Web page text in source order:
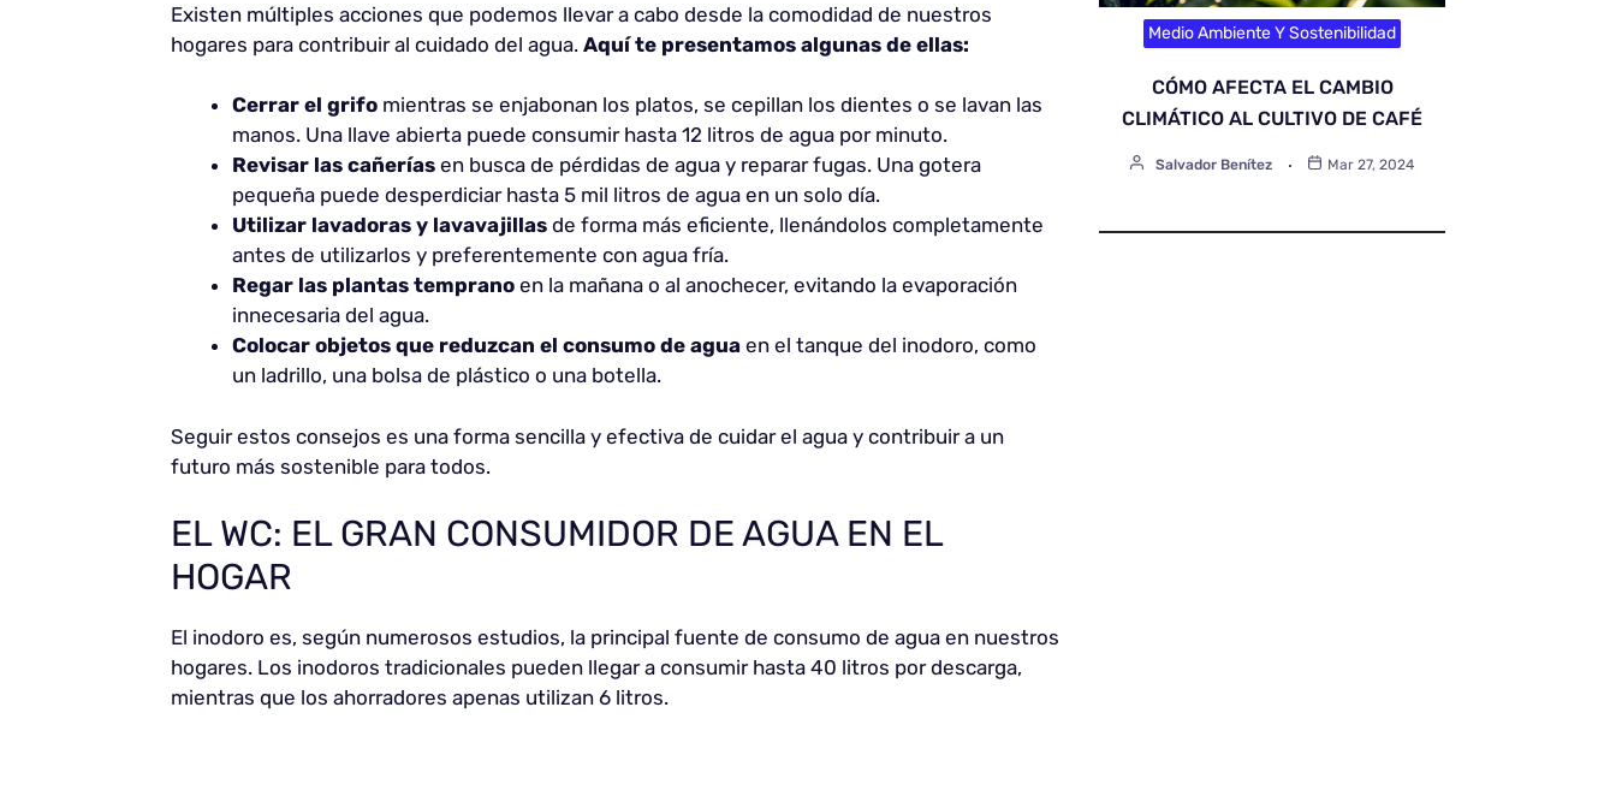
Existen múltiples acciones que podemos llevar a cabo desde la comodidad de nuestros
hogares para contribuir al cuidado del agua. Aquí te presentamos algunas de ellas:
Cerrar el grifo mientras se enjabonan los platos, se cepillan los dientes o se lavan las
manos. Una llave abierta puede consumir hasta 12 litros de agua por minuto.
Revisar las cañerías en busca de pérdidas de agua y reparar fugas. Una gotera
pequeña puede desperdiciar hasta 5 mil litros de agua en un solo día.
Utilizar lavadoras y lavavajillas de forma más eficiente, llenándolos completamente
antes de utilizarlos y preferentemente con agua fría.
Regar las plantas temprano en la mañana o al anochecer, evitando la evaporación
innecesaria del agua.
Colocar objetos que reduzcan el consumo de agua en el tanque del inodoro, como
un ladrillo, una bolsa de plástico o una botella.
Seguir estos consejos es una forma sencilla y efectiva de cuidar el agua y contribuir a un
futuro más sostenible para todos.
EL WC: EL GRAN CONSUMIDOR DE AGUA EN EL
HOGAR
El inodoro es, según numerosos estudios, la principal fuente de consumo de agua en nuestros
hogares. Los inodoros tradicionales pueden llegar a consumir hasta 40 litros por descarga,
mientras que los ahorradores apenas utilizan 6 litros.
Medio Ambiente Y Sostenibilidad
CÓMO AFECTA EL CAMBIO
CLIMÁTICO AL CULTIVO DE CAFÉ
Salvador Benítez Mar 27, 2024